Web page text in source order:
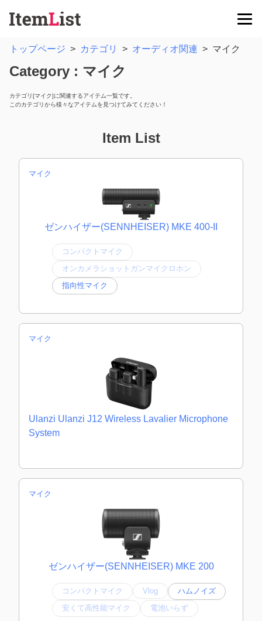
トップページ > カテゴリ > オーディオ関連 > マイク
Category : マイク
カテゴリ[マイク]に関連するアイテム一覧です。
このカテゴリから様々なアイテムを見つけてみてください！
Item List
マイク
ゼンハイザー(SENNHEISER) MKE 400-II
コンパクトマイク
オンカメラショットガンマイクロホン
指向性マイク
マイク
Ulanzi Ulanzi J12 Wireless Lavalier Microphone
System
マイク
ゼンハイザー(SENNHEISER) MKE 200
コンパクトマイク Vlog
ハムノイズ
安くて高性能マイク
電池いらず